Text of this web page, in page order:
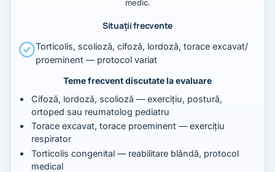
medic.
Situații frecvente
Torticolis, scolioză, cifoză, lordoză, torace excavat/
proeminent — protocol variat
Teme frecvent discutate la evaluare
Cifoză, lordoză, scolioză — exercițiu, postură,
ortoped sau reumatolog pediatru
Torace excavat, torace proeminent — exercițiu
respirator
Torticolis congenital — reabilitare blândă, protocol
medical